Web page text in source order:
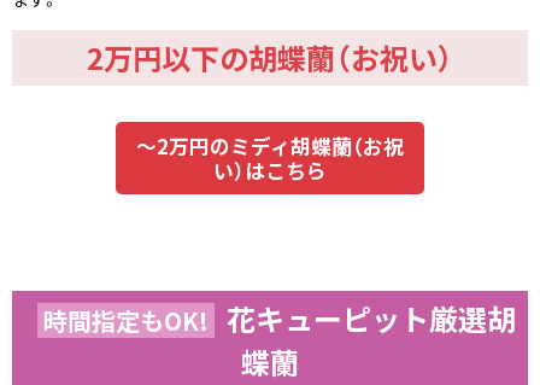
2万円以下の胡蝶蘭（お祝い）
～2万円のミディ胡蝶蘭（お祝
い）はこちら
時間指定もOK! 花キューピット厳選胡
蝶蘭